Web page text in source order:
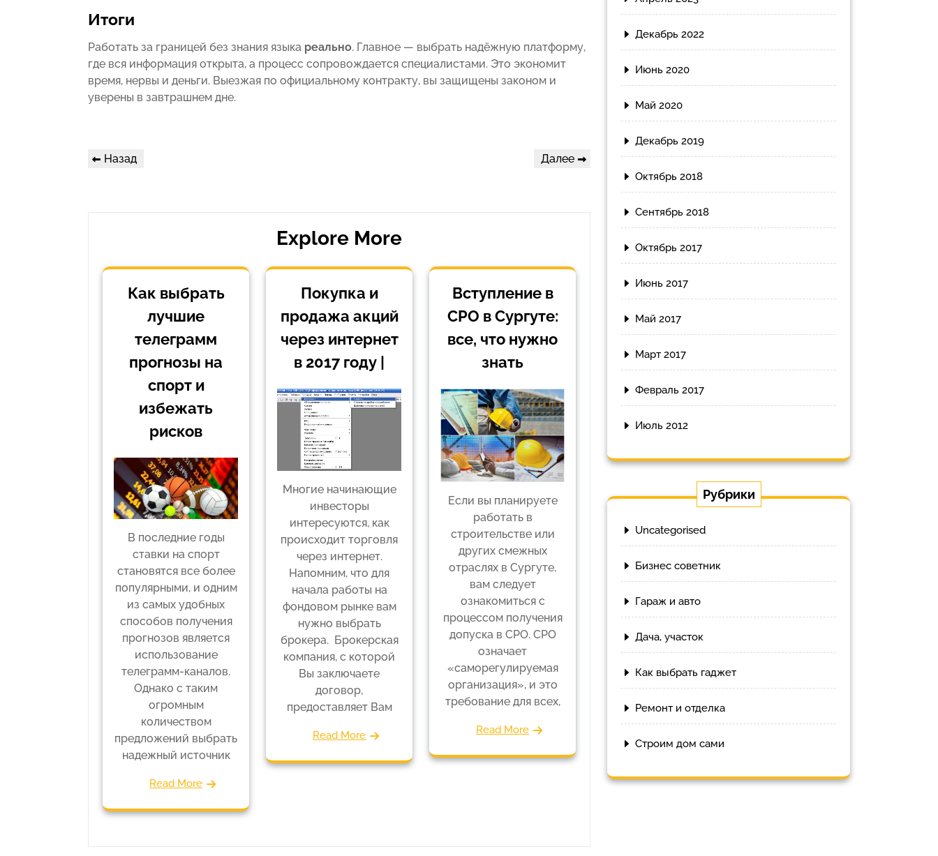
Итоги
Работать за границей без знания языка реально. Главное — выбрать надёжную платформу,
где вся информация открыта, а процесс сопровождается специалистами. Это экономит
время, нервы и деньги. Выезжая по официальному контракту, вы защищены законом и
уверены в завтрашнем дне.
Навигация
Предыдущая
Назад
Следующая
Далее
Explore More
Как выбрать
лучшие
телеграмм
прогнозы на
спорт и
избежать
рисков
В последние годы
ставки на спорт
становятся все более
популярными, и одним
из самых удобных
способов получения
прогнозов является
использование
телеграмм-каналов.
Однако с таким
огромным
количеством
предложений выбрать
надежный источник
Read More
Покупка и
продажа акций
через интернет
в 2017 году |
Многие начинающие
инвесторы
интересуются, как
происходит торговля
через интернет.
Напомним, что для
начала работы на
фондовом рынке вам
нужно выбрать
брокера. Брокерская
компания, с которой
Вы заключаете
договор,
предоставляет Вам
Read More
Вступление в
СРО в Сургуте:
все, что нужно
знать
Если вы планируете
работать в
строительстве или
других смежных
отраслях в Сургуте,
вам следует
ознакомиться с
процессом получения
допуска в СРО. СРО
означает
«саморегулируемая
организация», и это
требование для всех,
Read More
Декабрь 2022
Июнь 2020
Май 2020
Декабрь 2019
Октябрь 2018
Сентябрь 2018
Октябрь 2017
Июнь 2017
Май 2017
Март 2017
Февраль 2017
Июль 2012
Рубрики
Uncategorised
Бизнес советник
Гараж и авто
Дача, участок
Как выбрать гаджет
Ремонт и отделка
Строим дом сами